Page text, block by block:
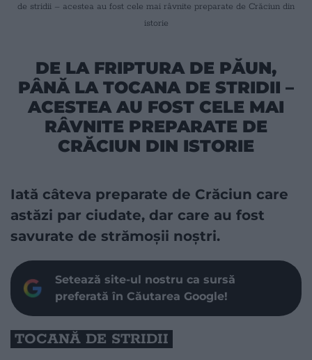
de stridii – acestea au fost cele mai râvnite preparate de Crăciun din
istorie
DE LA FRIPTURA DE PĂUN,
PÂNĂ LA TOCANA DE STRIDII –
ACESTEA AU FOST CELE MAI
RÂVNITE PREPARATE DE
CRĂCIUN DIN ISTORIE
Iată câteva preparate de Crăciun care
astăzi par ciudate, dar care au fost
savurate de strămoșii noștri.
Setează site-ul nostru ca sursă
preferată în Căutarea Google!
TOCANĂ DE STRIDII